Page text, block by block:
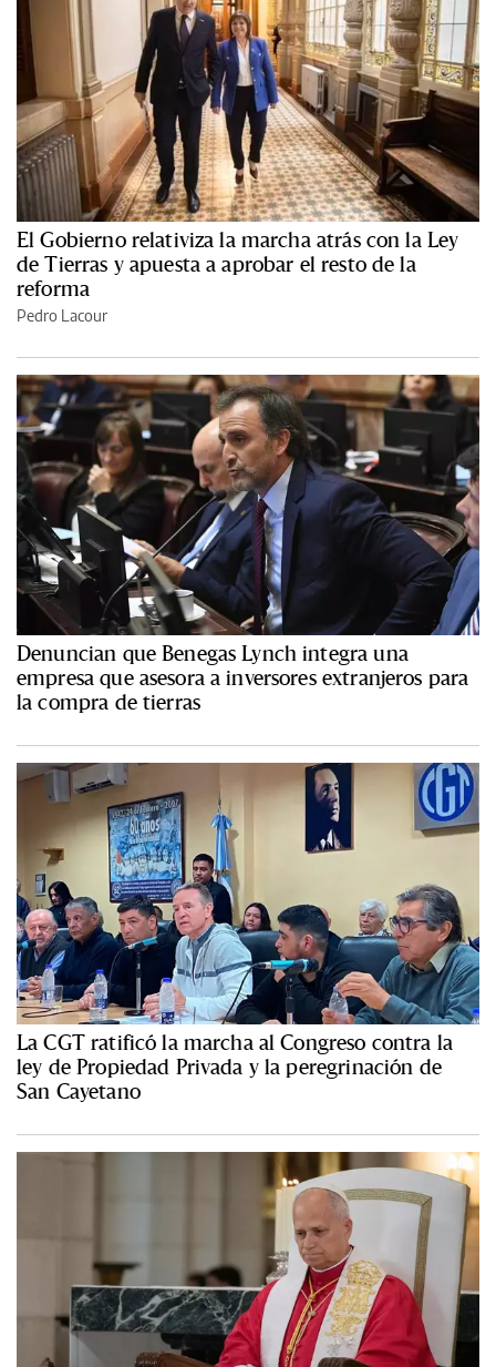
El Gobierno relativiza la marcha atrás con la Ley
de Tierras y apuesta a aprobar el resto de la
reforma
Pedro Lacour
Denuncian que Benegas Lynch integra una
empresa que asesora a inversores extranjeros para
la compra de tierras
La CGT ratificó la marcha al Congreso contra la
ley de Propiedad Privada y la peregrinación de
San Cayetano